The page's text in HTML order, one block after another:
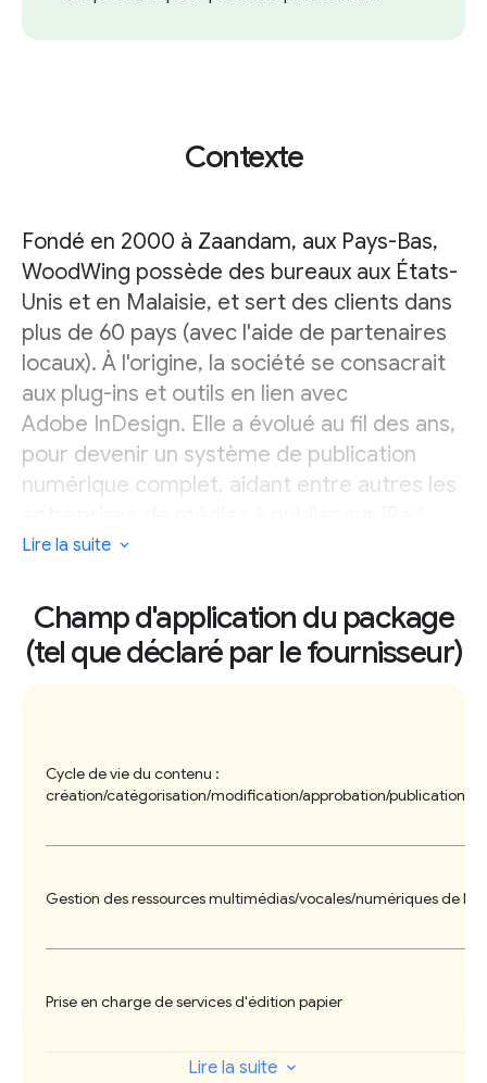
Contexte
Fondé en 2000 à Zaandam, aux Pays-Bas,
WoodWing possède des bureaux aux États-
Unis et en Malaisie, et sert des clients dans
plus de 60 pays (avec l'aide de partenaires
locaux). À l'origine, la société se consacrait
aux plug-ins et outils en lien avec
Adobe InDesign. Elle a évolué au fil des ans,
pour devenir un système de publication
numérique complet, aidant entre autres les
(puis sur Apple News). La société propose
externalisés en Malaisie.
Ses principaux produits sont les suivants :
WoodWing Assets (DAM)
contenir des articles et des images, mais
des fichiers Word). WoodWing Studio
composants, où les articles sont constitués
Lire la suite
Champ d'application du package
(tel que déclaré par le fournisseur)
Cycle de vie du contenu :
création/catégorisation/modification/approbation/publication/
Gestion des ressources multimédias/vocales/numériques de
Prise en charge de services d'édition papier
Lire la suite